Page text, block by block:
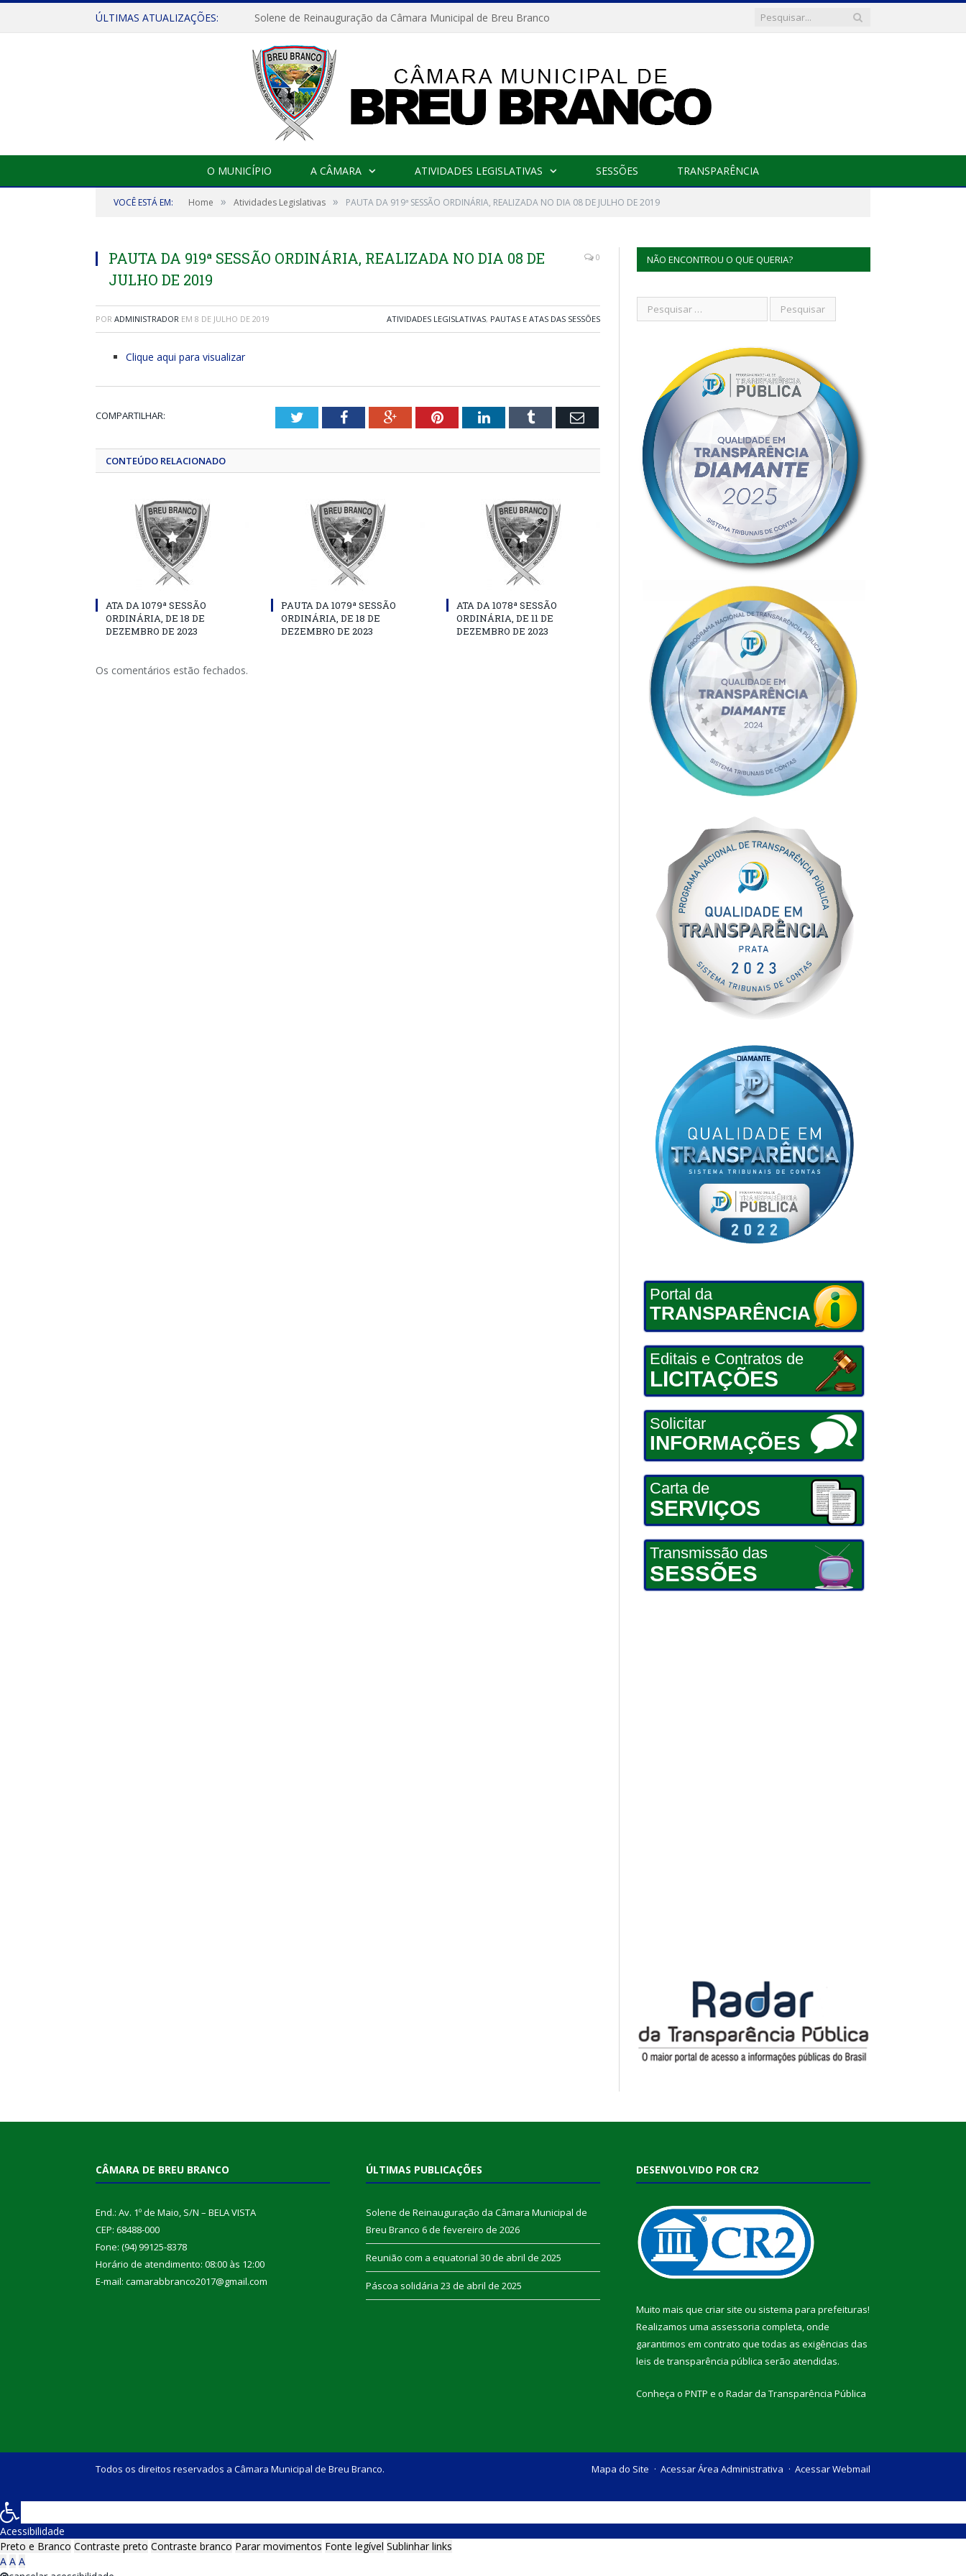
ÚLTIMAS ATUALIZAÇÕES: Solene de Reinauguração da Câmara Municipal de Breu Branco
O MUNICÍPIO A CÂMARA ATIVIDADES LEGISLATIVAS SESSÕES TRANSPARÊNCIA
VOCÊ ESTÁ EM: Home » Atividades Legislativas » PAUTA DA 919ª SESSÃO ORDINÁRIA, REALIZADA NO DIA 08 DE JULHO DE 2019
PAUTA DA 919ª SESSÃO ORDINÁRIA, REALIZADA NO DIA 08 DE
JULHO DE 2019
0
POR ADMINISTRADOR EM 8 DE JULHO DE 2019 ATIVIDADES LEGISLATIVAS, PAUTAS E ATAS DAS SESSÕES
Clique aqui para visualizar
COMPARTILHAR: TwitterFacebookGoogle+PinterestLinkedInTumblr Email
CONTEÚDO RELACIONADO
ATA DA 1079ª SESSÃO
ORDINÁRIA, DE 18 DE
DEZEMBRO DE 2023
PAUTA DA 1079ª SESSÃO
ORDINÁRIA, DE 18 DE
DEZEMBRO DE 2023
ATA DA 1078ª SESSÃO
ORDINÁRIA, DE 11 DE
DEZEMBRO DE 2023
Os comentários estão fechados.
NÃO ENCONTROU O QUE QUERIA?
Portal da
TRANSPARÊNCIA
Editais e Contratos de
LICITAÇÕES
Solicitar
INFORMAÇÕES
Carta de
SERVIÇOS
Transmissão das
SESSÕES
CÂMARA DE BREU BRANCO
End.: Av. 1º de Maio, S/N – BELA VISTA
CEP: 68488-000
Fone: (94) 99125-8378
Horário de atendimento: 08:00 às 12:00
E-mail: camarabbranco2017@gmail.com
ÚLTIMAS PUBLICAÇÕES
Solene de Reinauguração da Câmara Municipal de
Breu Branco 6 de fevereiro de 2026
Reunião com a equatorial 30 de abril de 2025
Páscoa solidária 23 de abril de 2025
DESENVOLVIDO POR CR2
Muito mais que criar site ou sistema para prefeituras!
Realizamos uma assessoria completa, onde
garantimos em contrato que todas as exigências das
leis de transparência pública serão atendidas.
Conheça o PNTP e o Radar da Transparência Pública
Todos os direitos reservados a Câmara Municipal de Breu Branco. Mapa do Site Acessar Área Administrativa Acessar Webmail
Acessibilidade
Preto e Branco Contraste preto Contraste branco Parar movimentos Fonte legível Sublinhar links
A A A